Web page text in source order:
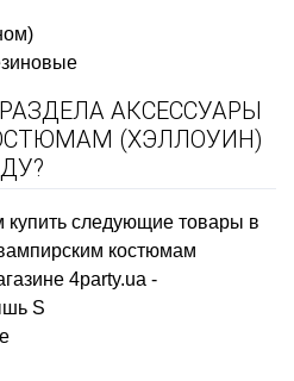
АКСЕССУАРЫ
(ХЭЛЛОУИН)
купить следующие товары в
костюмам
4party.ua -
S